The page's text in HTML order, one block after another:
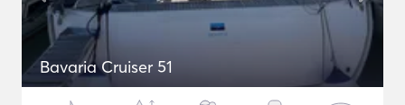
Bavaria Cruiser 51